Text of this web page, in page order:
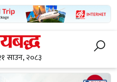
साउन, २०८३